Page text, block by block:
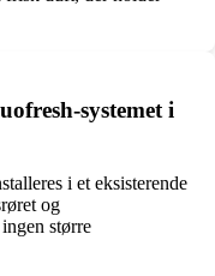
systemet i
i et eksisterende
og
større